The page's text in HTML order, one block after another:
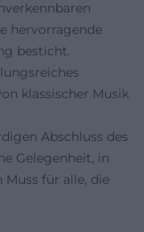
hervorragende
besticht.
klassischer Musik
Abschluss des
Gelegenheit, in
Muss für alle, die